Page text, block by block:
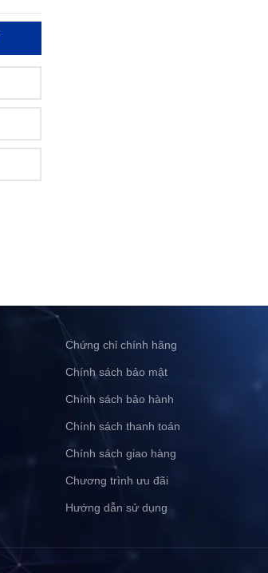
Chứng chỉ chính hãng
Chính sách bảo mật
Chính sách bảo hành
Chính sách thanh toán
Chính sách giao hàng
Chương trình ưu đãi
Hướng dẫn sử dụng